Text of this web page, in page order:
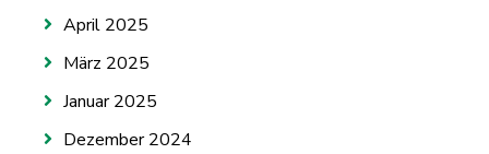
April 2025
März 2025
Januar 2025
Dezember 2024